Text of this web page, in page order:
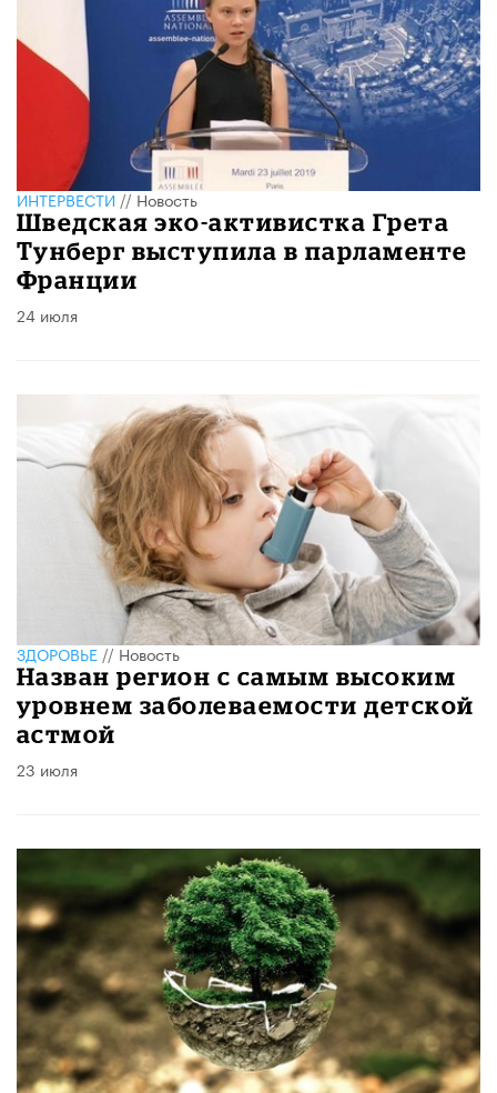
ИНТЕРВЕСТИ//Новость
Шведская эко-активистка Грета
Тунберг выступила в парламенте
Франции
24 июля
ЗДОРОВЬЕ//Новость
Назван регион с самым высоким
уровнем заболеваемости детской
астмой
23 июля